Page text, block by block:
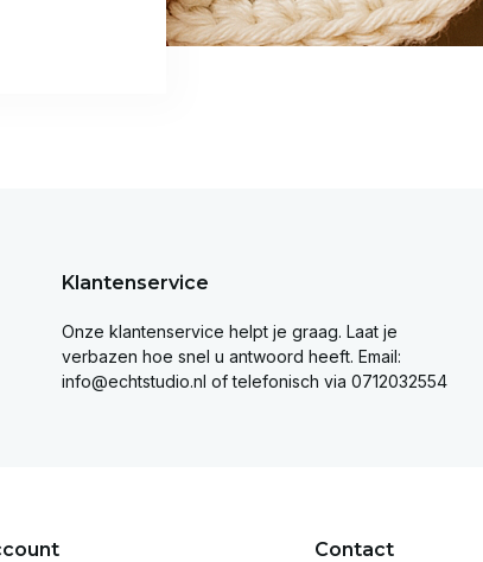
Klantenservice
Onze klantenservice helpt je graag. Laat je
verbazen hoe snel u antwoord heeft. Email:
info@echtstudio.nl of telefonisch via 0712032554
Contact